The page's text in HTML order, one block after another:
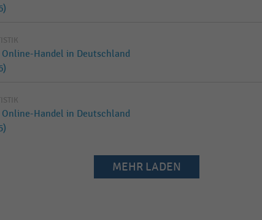
Handel in Deutschland
Handel in Deutschland
MEHR LADEN